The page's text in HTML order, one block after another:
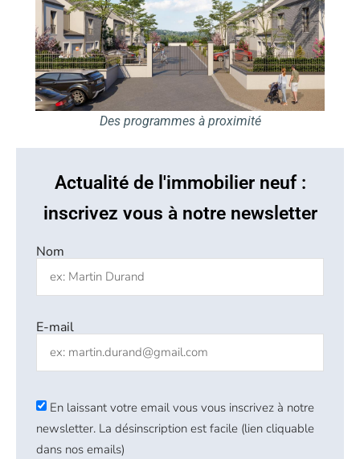
Des programmes à proximité
Actualité de l'immobilier neuf :
inscrivez vous à notre newsletter
Nom
E-mail
En laissant votre email vous vous inscrivez à notre
newsletter. La désinscription est facile (lien cliquable
dans nos emails)